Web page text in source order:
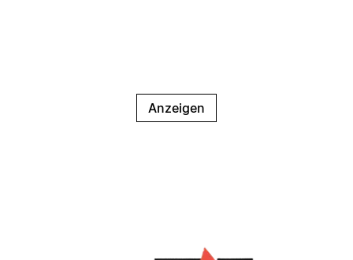
Anzeigen